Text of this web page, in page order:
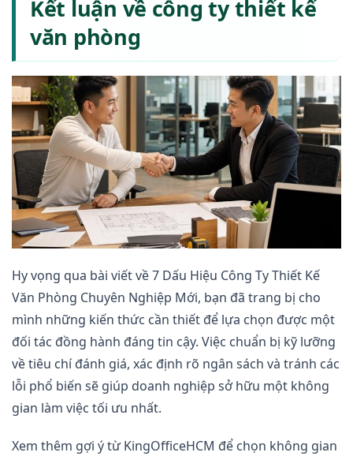
Kết luận về công ty thiết kế
văn phòng
Hy vọng qua bài viết về 7 Dấu Hiệu Công Ty Thiết Kế
Văn Phòng Chuyên Nghiệp Mới, bạn đã trang bị cho
mình những kiến thức cần thiết để lựa chọn được một
đối tác đồng hành đáng tin cậy. Việc chuẩn bị kỹ lưỡng
về tiêu chí đánh giá, xác định rõ ngân sách và tránh các
lỗi phổ biến sẽ giúp doanh nghiệp sở hữu một không
gian làm việc tối ưu nhất.
Xem thêm gợi ý từ KingOfficeHCM để chọn không gian